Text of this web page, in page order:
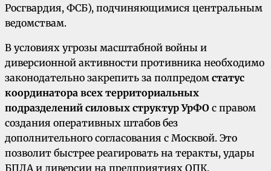
Росгвардия, ФСБ), подчиняющимися центральным
ведомствам.
В условиях угрозы масштабной войны и
диверсионной активности противника необходимо
законодательно закрепить за полпредом статус
координатора всех территориальных
подразделений силовых структур УрФО с правом
создания оперативных штабов без
дополнительного согласования с Москвой. Это
позволит быстрее реагировать на теракты, удары
БПЛА и диверсии на предприятиях ОПК.